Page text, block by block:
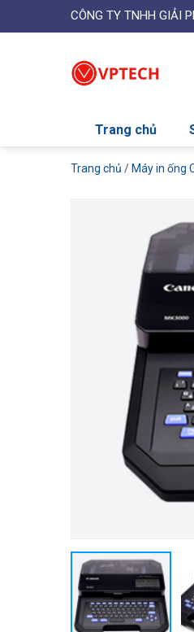
CÔNG TY TNHH GIẢI
Trang chủ
Trang chủ / Máy in ống